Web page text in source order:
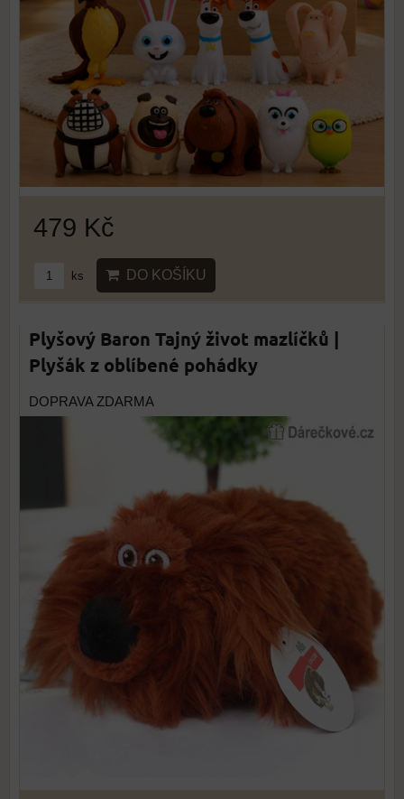
479 Kč
ks DO KOŠÍKU
Plyšový Baron Tajný život mazlíčků |
Plyšák z oblíbené pohádky
DOPRAVA ZDARMA